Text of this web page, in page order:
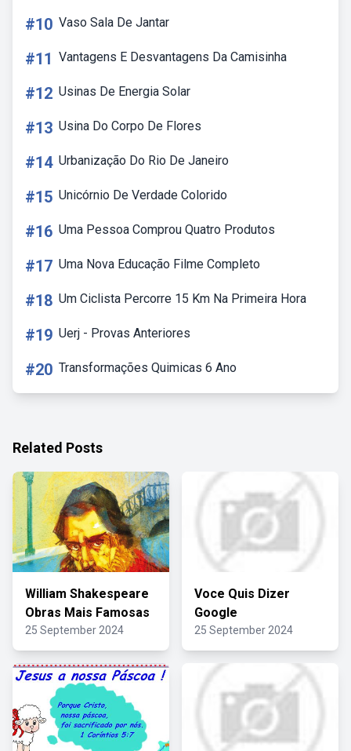
#10 Vaso Sala De Jantar
#11 Vantagens E Desvantagens Da Camisinha
#12 Usinas De Energia Solar
#13 Usina Do Corpo De Flores
#14 Urbanização Do Rio De Janeiro
#15 Unicórnio De Verdade Colorido
#16 Uma Pessoa Comprou Quatro Produtos
#17 Uma Nova Educação Filme Completo
#18 Um Ciclista Percorre 15 Km Na Primeira Hora
#19 Uerj - Provas Anteriores
#20 Transformações Quimicas 6 Ano
Related Posts
William Shakespeare
Obras Mais Famosas
25 September 2024
Voce Quis Dizer
Google
25 September 2024